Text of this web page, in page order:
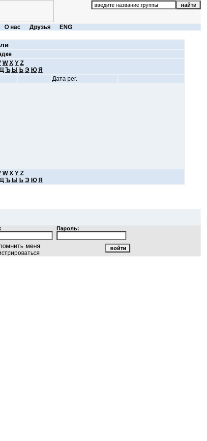
О нас Друзья ENG
W X Y Z
Ъ Ы Ь Э Ю Я
Дата рег.
W X Y Z
Ъ Ы Ь Э Ю Я
Пароль:
меня